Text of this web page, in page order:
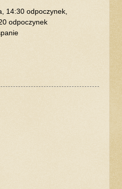
14:30 odpoczynek,
odpoczynek